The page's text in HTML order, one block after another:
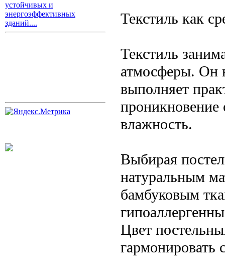
устойчивых и
энергоэффективных
зданий....
Текстиль как
Текстиль
атмосферы. Он
выполняет
проникновение
влажность.
Выбирая
натуральным
бамбуковым
Цвет
гармонировать